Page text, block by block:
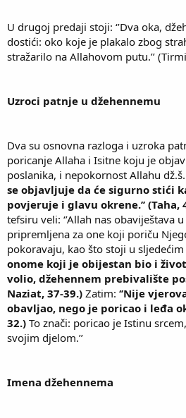
U drugoj predaji stoji: ‘’Dva oka,
dostići: oko koje je plakalo zbog
stražarilo na Allahovom putu.’’
Uzroci patnje u džehennemu
Dva su osnovna razloga i uzroka
poricanje Allaha i Isitne koju je
poslanika, i nepokornost Allahu
se objavljuje da će sigurno stići
povjeruje i glavu okrene.’’ (Taha,
tefsiru veli: ‘’Allah nas obaviještava
pripremljena za one koji poriču
pokoravaju, kao što stoji u
onome koji je obijestan bio i
volio, džehennem prebivalište
Naziat, 37-39.) Zatim: ‘’Nije
obavljao, nego je poricao i leđa
32.) To znači: poricao je Istinu
svojim djelom.’’
Imena džehennema